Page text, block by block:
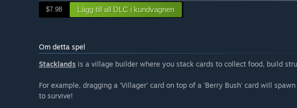
$7.98 Lägg till all DLC i kundvagnen
Om detta spel
Stacklands is a village builder where you stack cards to collect food, build
For example, dragging a 'Villager' card on top of a 'Berry Bush' card will
to survive!